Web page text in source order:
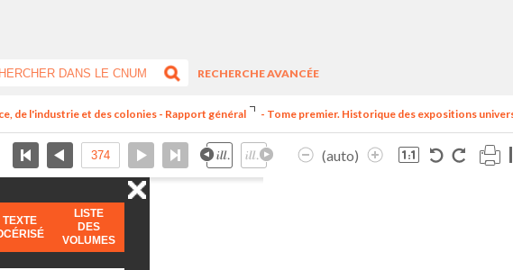
RECHERCHE AVANCÉE
de l'industrie et des colonies - Rapport général - Tome premier. Historique des expositions
(auto)
TEXTE
LISTE
DES
VOLUMES